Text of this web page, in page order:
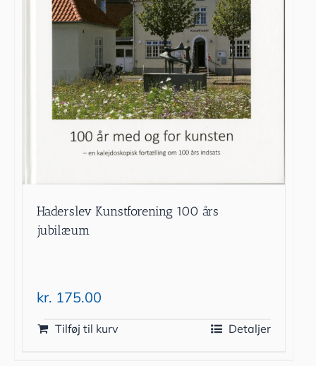
Haderslev Kunstforening 100 års
jubilæum
kr. 175.00
Tilføj til kurv Detaljer